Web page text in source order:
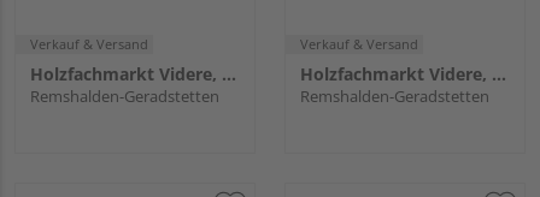
Verkauf & Versand
Holzfachmarkt Videre, Remshalden
Remshalden-Geradstetten
Verkauf & Versand
Holzfachmarkt Videre, Remshalden
Remshalden-Geradstetten